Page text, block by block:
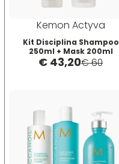
PRORASO
Protoplasmina
Kemon Actyva
Kit Disciplina Shampoo
250ml + Mask 200ml
€ 43,20€ 60